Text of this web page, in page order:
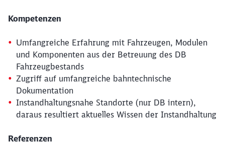
Kompetenzen
Umfangreiche Erfahrung mit Fahrzeugen, Modulen
und Komponenten aus der Betreuung des DB
Fahrzeugbestands
Zugriff auf umfangreiche bahntechnische
Dokumentation
Instandhaltungsnahe Standorte (nur DB intern),
daraus resultiert aktuelles Wissen der Instandhaltung
Referenzen
Möchten Sie zu
weitergeleitet
werden?
Abbrechen Weiter